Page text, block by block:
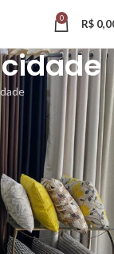
0 R$
os dados